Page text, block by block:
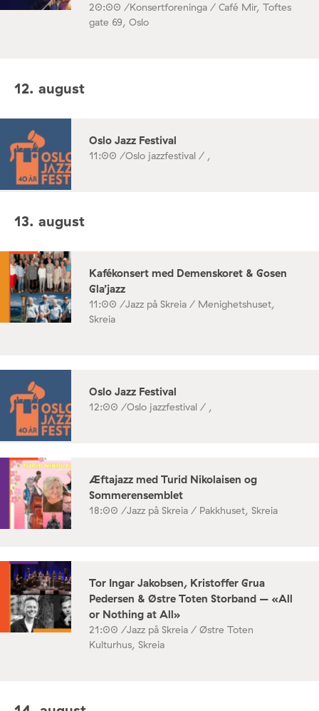
20:00 /Konsertforeninga / Café Mir, Toftes
gate 69, Oslo
12. august
Oslo Jazz Festival
11:00 /Oslo jazzfestival / ,
13. august
Kafékonsert med Demenskoret & Gosen
Gla’jazz
11:00 /Jazz på Skreia / Menighetshuset,
Skreia
Oslo Jazz Festival
12:00 /Oslo jazzfestival / ,
Æftajazz med Turid Nikolaisen og
Sommerensemblet
18:00 /Jazz på Skreia / Pakkhuset, Skreia
Tor Ingar Jakobsen, Kristoffer Grua
Pedersen & Østre Toten Storband – «All
or Nothing at All»
21:00 /Jazz på Skreia / Østre Toten
Kulturhus, Skreia